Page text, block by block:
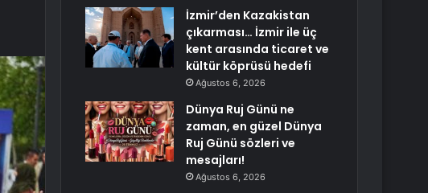
İzmir’den Kazakistan
çıkarması… İzmir ile üç
kent arasında ticaret ve
kültür köprüsü hedefi
Ağustos 6, 2026
Dünya Ruj Günü ne
zaman, en güzel Dünya
Ruj Günü sözleri ve
mesajları!
Ağustos 6, 2026